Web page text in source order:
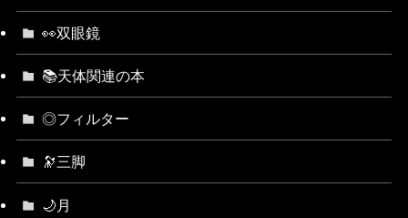
👀双眼鏡
📚天体関連の本
◎フィルター
🔭三脚
🌙月